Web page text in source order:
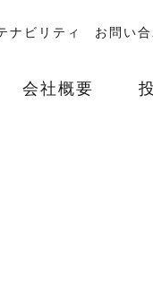
ナビリティ お問い
会社概要